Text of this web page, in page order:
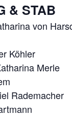
& STAB
von
Köhler
Merle
Rademacher